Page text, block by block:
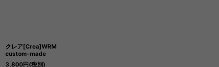
クレア[Crea]WRM
custom-made
3,800円(税別)